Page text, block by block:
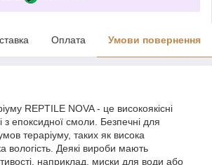
Оплата Умови повернення
REPTILE NOVA - це високоякісні
з епоксидної смоли. Безпечні для
умов тераріуму, таких як висока
вологість. Деякі вироби мають
наприклад, миски для води або